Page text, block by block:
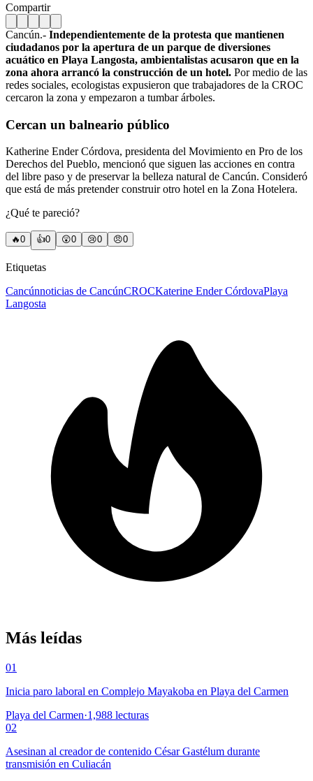
Compartir
Cancún.- Independientemente de la protesta que mantienen
ciudadanos por la apertura de un parque de diversiones
acuático en Playa Langosta, ambientalistas acusaron que en la
zona ahora arrancó la construcción de un hotel. Por medio de las
redes sociales, ecologistas expusieron que trabajadores de la CROC
cercaron la zona y empezaron a tumbar árboles.
Cercan un balneario público
Katherine Ender Córdova, presidenta del Movimiento en Pro de los
Derechos del Pueblo, mencionó que siguen las acciones en contra
del libre paso y de preservar la belleza natural de Cancún. Consideró
que está de más pretender construir otro hotel en la Zona Hotelera.
¿Qué te pareció?
🔥0 👍0 😲0 😢0 😠0
Etiquetas
Cancúnnoticias de CancúnCROCKaterine Ender CórdovaPlaya
Langosta
Más leídas
01
Inicia paro laboral en Complejo Mayakoba en Playa del Carmen
Playa del Carmen·1,988 lecturas
02
Asesinan al creador de contenido César Gastélum durante
transmisión en Culiacán